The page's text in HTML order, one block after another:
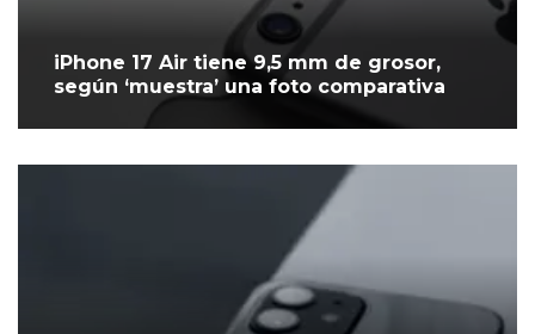
iPhone 17 Air tiene 9,5 mm de grosor,
según ‘muestra’ una foto comparativa